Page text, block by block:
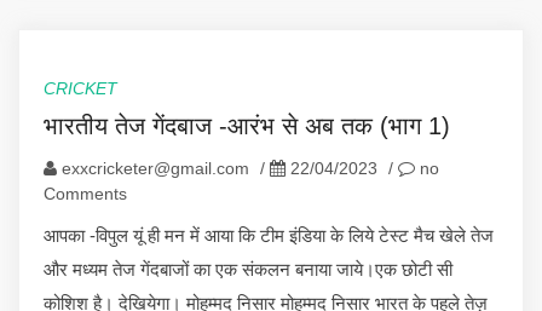
CRICKET
भारतीय तेज गेंदबाज -आरंभ से अब तक (भाग 1)
exxcricketer@gmail.com / 22/04/2023 /
no
Comments
आपका -विपुल यूं ही मन में आया कि टीम इंडिया के लिये टेस्ट मैच खेले तेज
और मध्यम तेज गेंदबाजों का एक संकलन बनाया जाये।एक छोटी सी
कोशिश है। देखियेगा। मोहम्मद निसार मोहम्मद निसार भारत के पहले तेज़